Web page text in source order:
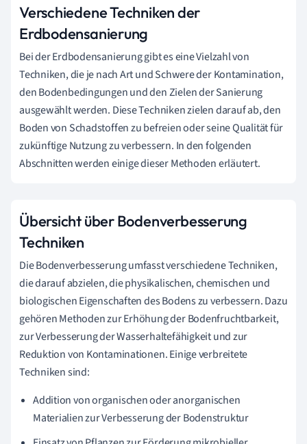
Verschiedene Techniken der
Erdbodensanierung
Bei der Erdbodensanierung gibt es eine Vielzahl von
Techniken, die je nach Art und Schwere der Kontamination,
den Bodenbedingungen und den Zielen der Sanierung
ausgewählt werden. Diese Techniken zielen darauf ab, den
Boden von Schadstoffen zu befreien oder seine Qualität für
zukünftige Nutzung zu verbessern. In den folgenden
Abschnitten werden einige dieser Methoden erläutert.
Übersicht über Bodenverbesserung
Techniken
Die Bodenverbesserung umfasst verschiedene Techniken,
die darauf abzielen, die physikalischen, chemischen und
biologischen Eigenschaften des Bodens zu verbessern. Dazu
gehören Methoden zur Erhöhung der Bodenfruchtbarkeit,
zur Verbesserung der Wasserhaltefähigkeit und zur
Reduktion von Kontaminationen. Einige verbreitete
Techniken sind:
Addition von organischen oder anorganischen
Materialien zur Verbesserung der Bodenstruktur